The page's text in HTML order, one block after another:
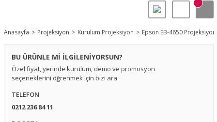
Anasayfa Projeksiyon Kurulum Projeksiyon Epson EB-4650 Projeksiyon
BU ÜRÜNLE Mİ İLGİLENİYORSUN?
Özel fiyat, yerinde kurulum, demo ve promosyon
seçeneklerini öğrenmek için bizi ara
TELEFON
0212 236 84 11